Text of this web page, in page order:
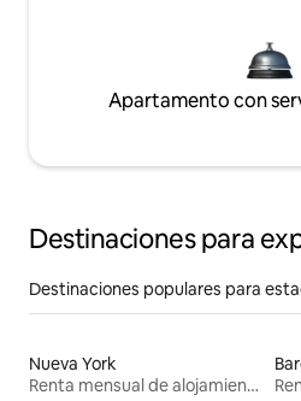
Apartamento con
Destinaciones para
Destinaciones populares para
Nueva York
Renta mensual de alojamientos